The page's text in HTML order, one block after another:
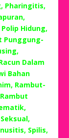
Pharingitis,
Hidung,
Punggung-
Dalam
Bahan
Rambut-
Spilis,